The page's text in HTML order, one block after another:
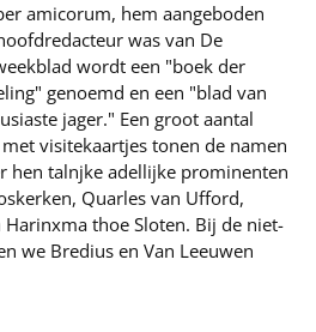
amicorum, hem aangeboden
was van De
wordt een "boek der
genoemd en een "blad van
jager." Een groot aantal
visitekaartjes tonen de namen
hen talnjke adellijke prominenten
Quarles van Ufford,
Harinxma thoe Sloten. Bij de niet-
we Bredius en Van Leeuwen